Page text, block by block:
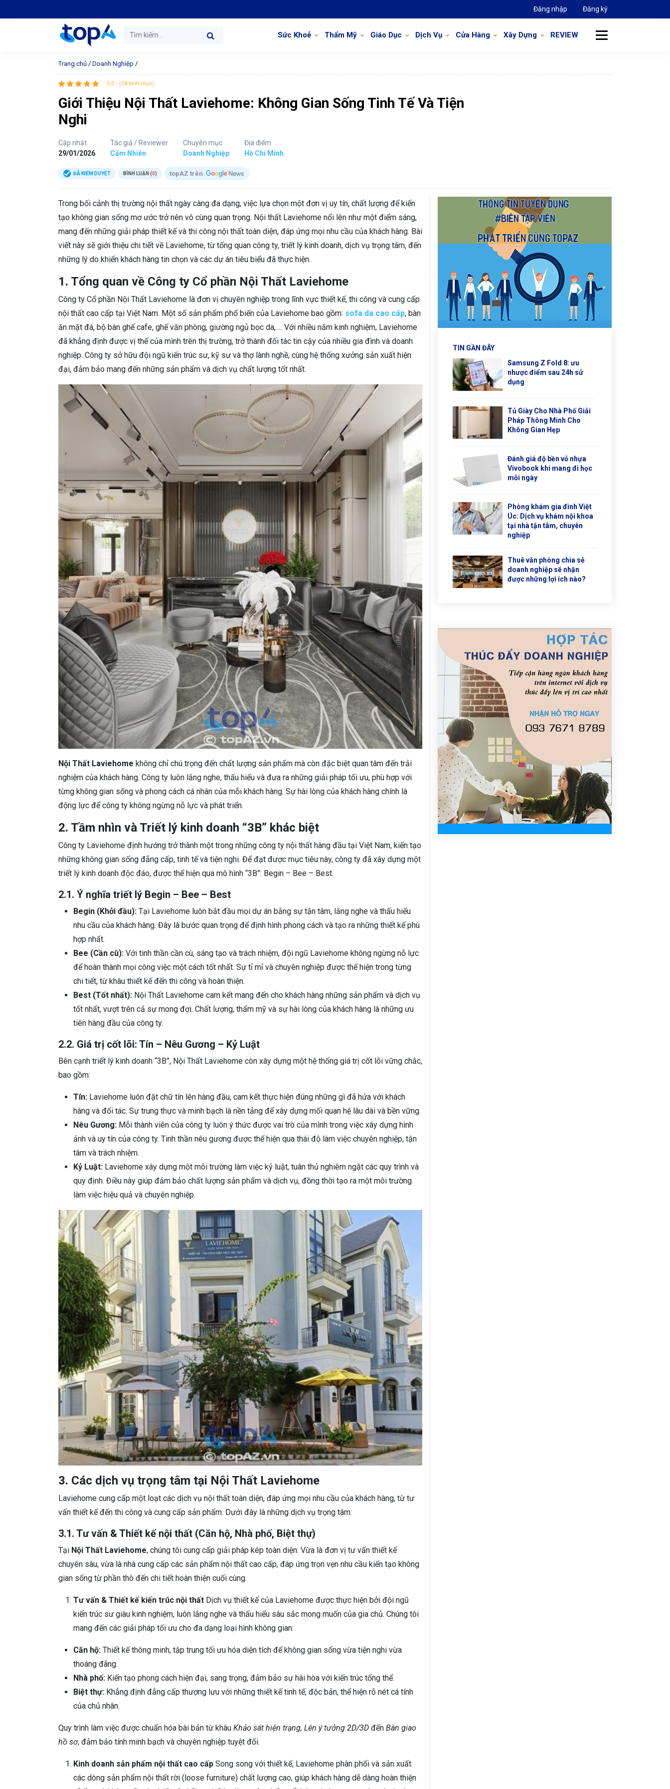
Đăng nhập Đăng ký
Sức Khoẻ Thẩm Mỹ Giáo Dục Dịch Vụ Cửa Hàng Xây Dựng REVIEW
Trang chủ / Doanh Nghiệp /
5/5 - (18 bình chọn)
Giới Thiệu Nội Thất Laviehome: Không Gian Sống Tinh Tế Và Tiện
Nghi
Cập nhật
29/01/2026
Tác giả / Reviewer
Cẩm Nhiên
Chuyên mục
Doanh Nghiệp
Địa điểm
Hồ Chí Minh
ĐÃ KIỂM DUYỆT BÌNH LUẬN (0) topAZ trên
Trong bối cảnh thị trường nội thất ngày càng đa dạng, việc lựa chọn một đơn vị uy tín, chất lượng để kiến
tạo không gian sống mơ ước trở nên vô cùng quan trọng. Nội thất Laviehome nổi lên như một điểm sáng,
mang đến những giải pháp thiết kế và thi công nội thất toàn diện, đáp ứng mọi nhu cầu của khách hàng. Bài
viết này sẽ giới thiệu chi tiết về Laviehome, từ tổng quan công ty, triết lý kinh doanh, dịch vụ trọng tâm, đến
những lý do khiến khách hàng tin chọn và các dự án tiêu biểu đã thực hiện.
1. Tổng quan về Công ty Cổ phần Nội Thất Laviehome
Công ty Cổ phần Nội Thất Laviehome là đơn vị chuyên nghiệp trong lĩnh vực thiết kế, thi công và cung cấp
nội thất cao cấp tại Việt Nam. Một số sản phẩm phổ biến của Laviehome bao gồm: sofa da cao cấp, bàn
ăn mặt đá, bộ bàn ghế cafe, ghế văn phòng, giường ngủ bọc da,…. Với nhiều năm kinh nghiệm, Laviehome
đã khẳng định được vị thế của mình trên thị trường, trở thành đối tác tin cậy của nhiều gia đình và doanh
nghiệp. Công ty sở hữu đội ngũ kiến trúc sư, kỹ sư và thợ lành nghề, cùng hệ thống xưởng sản xuất hiện
đại, đảm bảo mang đến những sản phẩm và dịch vụ chất lượng tốt nhất.
Nội Thất Laviehome không chỉ chú trọng đến chất lượng sản phẩm mà còn đặc biệt quan tâm đến trải
nghiệm của khách hàng. Công ty luôn lắng nghe, thấu hiểu và đưa ra những giải pháp tối ưu, phù hợp với
từng không gian sống và phong cách cá nhân của mỗi khách hàng. Sự hài lòng của khách hàng chính là
động lực để công ty không ngừng nỗ lực và phát triển.
2. Tầm nhìn và Triết lý kinh doanh “3B” khác biệt
Công ty Laviehome định hướng trở thành một trong những công ty nội thất hàng đầu tại Việt Nam, kiến tạo
những không gian sống đẳng cấp, tinh tế và tiện nghi. Để đạt được mục tiêu này, công ty đã xây dựng một
triết lý kinh doanh độc đáo, được thể hiện qua mô hình “3B”: Begin – Bee – Best.
2.1. Ý nghĩa triết lý Begin – Bee – Best
Begin (Khởi đầu): Tại Laviehome luôn bắt đầu mọi dự án bằng sự tận tâm, lắng nghe và thấu hiểu
nhu cầu của khách hàng. Đây là bước quan trọng để định hình phong cách và tạo ra những thiết kế phù
hợp nhất.
Bee (Cần cù): Với tinh thần cần cù, sáng tạo và trách nhiệm, đội ngũ Laviehome không ngừng nỗ lực
để hoàn thành mọi công việc một cách tốt nhất. Sự tỉ mỉ và chuyên nghiệp được thể hiện trong từng
chi tiết, từ khâu thiết kế đến thi công và hoàn thiện.
Best (Tốt nhất): Nội Thất Laviehome cam kết mang đến cho khách hàng những sản phẩm và dịch vụ
tốt nhất, vượt trên cả sự mong đợi. Chất lượng, thẩm mỹ và sự hài lòng của khách hàng là những ưu
tiên hàng đầu của công ty.
2.2. Giá trị cốt lõi: Tín – Nêu Gương – Kỷ Luật
Bên cạnh triết lý kinh doanh “3B”, Nội Thất Laviehome còn xây dựng một hệ thống giá trị cốt lõi vững chắc,
bao gồm:
Tín: Laviehome luôn đặt chữ tín lên hàng đầu, cam kết thực hiện đúng những gì đã hứa với khách
hàng và đối tác. Sự trung thực và minh bạch là nền tảng để xây dựng mối quan hệ lâu dài và bền vững.
Nêu Gương: Mỗi thành viên của công ty luôn ý thức được vai trò của mình trong việc xây dựng hình
ảnh và uy tín của công ty. Tinh thần nêu gương được thể hiện qua thái độ làm việc chuyên nghiệp, tận
tâm và trách nhiệm.
Kỷ Luật: Laviehome xây dựng một môi trường làm việc kỷ luật, tuân thủ nghiêm ngặt các quy trình và
quy định. Điều này giúp đảm bảo chất lượng sản phẩm và dịch vụ, đồng thời tạo ra một môi trường
làm việc hiệu quả và chuyên nghiệp.
3. Các dịch vụ trọng tâm tại Nội Thất Laviehome
Laviehome cung cấp một loạt các dịch vụ nội thất toàn diện, đáp ứng mọi nhu cầu của khách hàng, từ tư
vấn thiết kế đến thi công và cung cấp sản phẩm. Dưới đây là những dịch vụ trọng tâm:
3.1. Tư vấn & Thiết kế nội thất (Căn hộ, Nhà phố, Biệt thự)
Tại Nội Thất Laviehome, chúng tôi cung cấp giải pháp kép toàn diện: Vừa là đơn vị tư vấn thiết kế
chuyên sâu, vừa là nhà cung cấp các sản phẩm nội thất cao cấp, đáp ứng trọn vẹn nhu cầu kiến tạo không
gian sống từ phần thô đến chi tiết hoàn thiện cuối cùng.
Tư vấn & Thiết kế kiến trúc nội thất Dịch vụ thiết kế của Laviehome được thực hiện bởi đội ngũ
kiến trúc sư giàu kinh nghiệm, luôn lắng nghe và thấu hiểu sâu sắc mong muốn của gia chủ. Chúng tôi
mang đến các giải pháp tối ưu cho đa dạng loại hình không gian:
Căn hộ: Thiết kế thông minh, tập trung tối ưu hóa diện tích để không gian sống vừa tiện nghi vừa
thoáng đãng.
Nhà phố: Kiến tạo phong cách hiện đại, sang trọng, đảm bảo sự hài hòa với kiến trúc tổng thể.
Biệt thự: Khẳng định đẳng cấp thượng lưu với những thiết kế tinh tế, độc bản, thể hiện rõ nét cá tính
của chủ nhân.
Quy trình làm việc được chuẩn hóa bài bản từ khâu Khảo sát hiện trạng, Lên ý tưởng 2D/3D đến Bàn giao
hồ sơ, đảm bảo tính minh bạch và chuyên nghiệp tuyệt đối.
Kinh doanh sản phẩm nội thất cao cấp Song song với thiết kế, Laviehome phân phối và sản xuất
các dòng sản phẩm nội thất rời (loose furniture) chất lượng cao, giúp khách hàng dễ dàng hoàn thiện
TIN GẦN ĐÂY
Samsung Z Fold 8: ưu
nhược điểm sau 24h sử
dụng
Tủ Giày Cho Nhà Phố Giải
Pháp Thông Minh Cho
Không Gian Hẹp
Đánh giá độ bền vỏ nhựa
Vivobook khi mang đi học
mỗi ngày
Phòng khám gia đình Việt
Úc: Dịch vụ khám nội khoa
tại nhà tận tâm, chuyên
nghiệp
Thuê văn phòng chia sẻ
doanh nghiệp sẽ nhận
được những lợi ích nào?